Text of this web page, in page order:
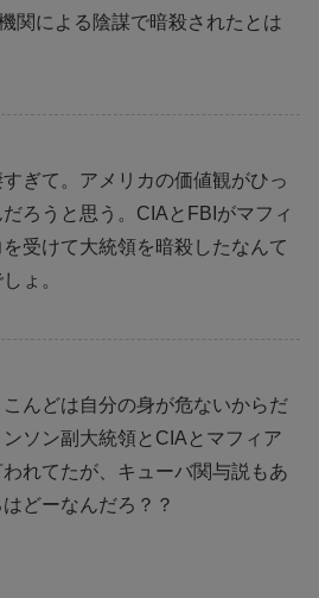
関による陰謀で暗殺されたとは
ぎて。アメリカの価値観がひっ
ろうと思う。CIAとFBIがマフィ
受けて大統領を暗殺したなんて
ょ。
んどは自分の身が危ないからだ
ソン副大統領とCIAとマフィア
れてたが、キューバ関与説もあ
どーなんだろ？？